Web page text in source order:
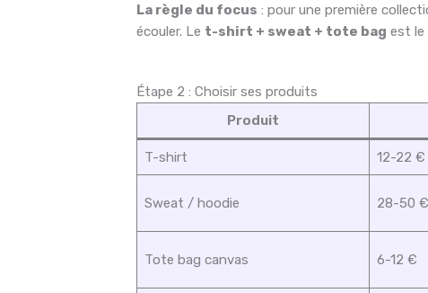
La règle du focus : pour une première
écouler. Le t-shirt + sweat + tote bag est le
Étape 2 : Choisir ses produits
Produit
T-shirt 12-22 €
Sweat / hoodie 28-50 €
Tote bag canvas 6-12 €